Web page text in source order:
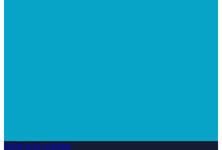
bekijk in de webshop